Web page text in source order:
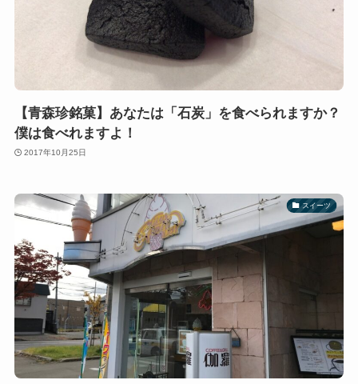
【青森珍銘菓】あなたは「石炭」を食べられますか？
僕は食べれますよ！
2017年10月25日
スイーツ